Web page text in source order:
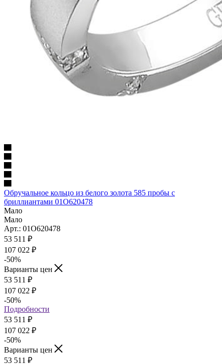
Обручальное кольцо из белого золота 585 пробы с
бриллиантами 01О620478
Мало
Мало
Арт.: 01О620478
53 511 ₽
107 022 ₽
-50%
Варианты цен
53 511 ₽
107 022 ₽
-50%
Подробности
53 511 ₽
107 022 ₽
-50%
Варианты цен
53 511 ₽